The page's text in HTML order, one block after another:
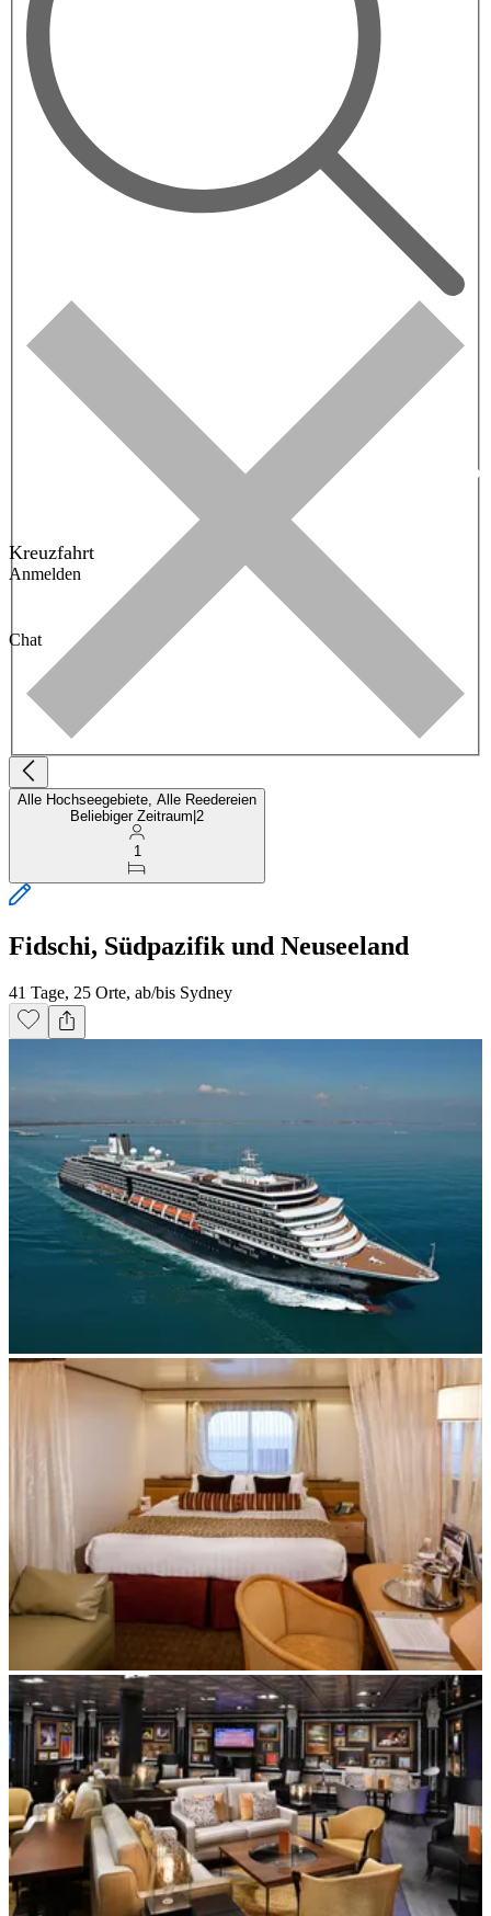
Kreuzfahrt
Anmelden
Chat
Alle Hochseegebiete, Alle Reedereien
Beliebiger Zeitraum 2
1
Fidschi, Südpazifik und Neuseeland
41 Tage, 25 Orte, ab/bis Sydney